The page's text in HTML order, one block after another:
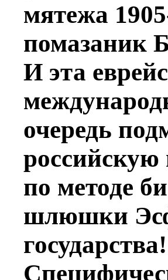
мятежа
помазаник
И эта
очередь
российскую
по методе
шлюшки
государства!